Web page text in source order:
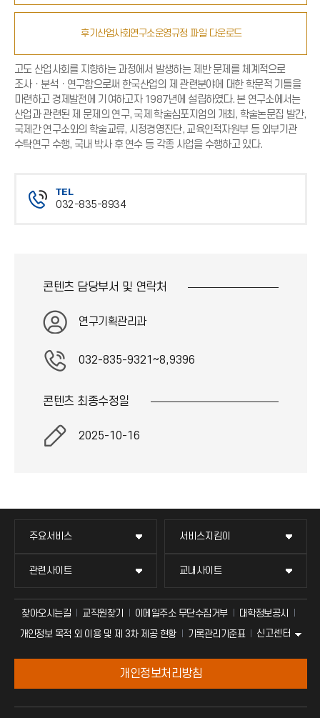
후기산업사회연구소운영규정 파일 다운로드
고도 산업사회를 지향하는 과정에서 발생하는 제반 문제를 체계적으로
조사ㆍ분석ㆍ연구함으로써 한국산업의 제 관련분야에 대한 학문적 기틀을
마련하고 경제발전에 기여하고자 1987년에 설립하였다. 본 연구소에서는
산업과 관련된 제 문제의 연구, 국제 학술심포지엄의 개최, 학술논문집 발간,
국제간 연구소와의 학술교류, 시정경영진단, 교육인적자원부 등 외부기관
수탁연구 수행, 국내 박사 후 연수 등 각종 사업을 수행하고 있다.
TEL
032-835-8934
콘텐츠 담당부서 및 연락처
연구기획관리과
032-835-9321~8,9396
콘텐츠 최종수정일
2025-10-16
주요서비스 서비스지킴이
관련사이트 교내사이트
찾아오시는길 교직원찾기 이메일주소 무단수집거부
대학정보공시
개인정보 목적 외 이용 및 제 3차 제공 현황
기록관리기준표 신고센터
개인정보처리방침